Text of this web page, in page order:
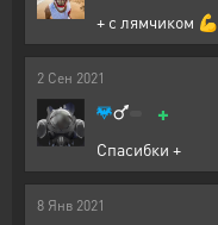
+ с лямчиком 💪
2 Сен 2021
+
Спасибки +
8 Янв 2021